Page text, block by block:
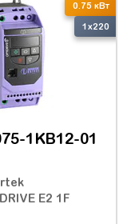
0.75 кВт
1x220
1KB12-01
E2 1F